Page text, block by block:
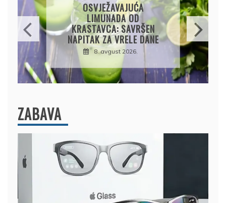
KROMPIRUŠA IZLIVAČA:
JEDNOSTAVNA PITA BEZ
KORA, HRSKAVA I
UKUSNA
8. avgust 2026.
ZABAVA